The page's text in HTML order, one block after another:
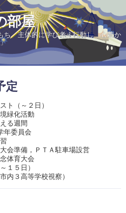
部屋
ち 主体的に学び考え行動し 心豊か
定
ト（～２日）
緑化活動
る週間
委員会
会準備，ＰＴＡ駐車場設営
体育大会
１５日）
内３高等学校視察）